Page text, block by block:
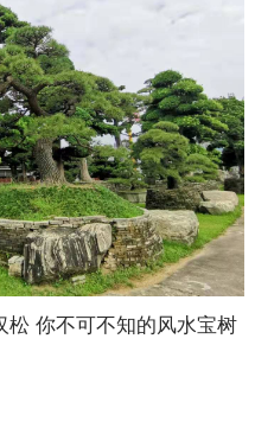
松 你不可不知的风水宝树